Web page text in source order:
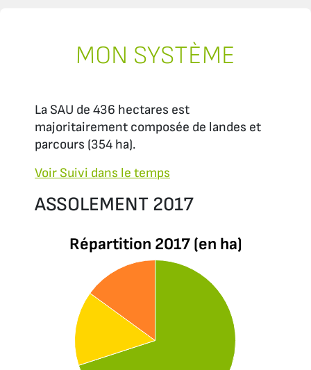
MON SYSTÈME
La SAU de 436 hectares est
majoritairement composée de landes et
parcours (354 ha).
Voir Suivi dans le temps
ASSOLEMENT 2017
Répartition 2017 (en ha)